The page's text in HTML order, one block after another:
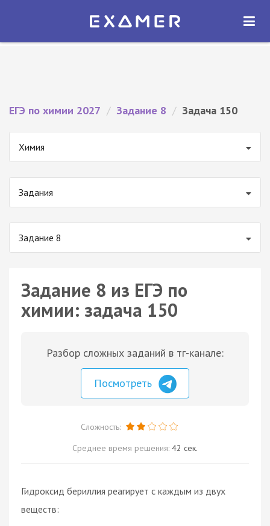
Экзамер — ЕГЭ 2027
ОТКРЫТЬ
ЕГЭ по химии 2027 / Задание 8 / Задача 150
Химия
Задания
Задание 8
Задание 8 из ЕГЭ по
химии: задача 150
Разбор сложных заданий в тг-канале:
Посмотреть
Сложность:
Среднее время решения: 42 сек.
Гидроксид бериллия реагирует с каждым из двух
веществ: